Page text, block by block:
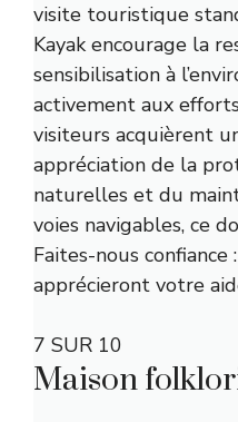
visite touristique
Kayak encourage la
sensibilisation à
activement aux
visiteurs acquièrent
appréciation de la
naturelles et du
voies navigables, ce
Faites-nous confiance
apprécieront votre
7 SUR 10
Maison